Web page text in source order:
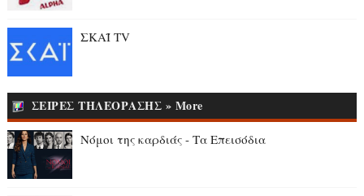
ΣΚΑΪ TV
ΣΕΙΡΕΣ ΤΗΛΕΟΡΑΣΗΣ » More
Νόμοι της καρδιάς - Τα Επεισόδια